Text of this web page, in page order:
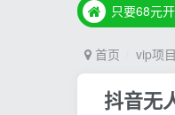
只要68元
首页 vip项目
抖音无